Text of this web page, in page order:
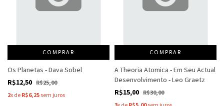
COMPRAR
Os Planetas - Dava Sobel
R$12,50 R$25,00
2x de R$6,25 sem juros
COMPRAR
A Theoria Atomica - Em Seu Actual
Desenvolvimento - Leo Graetz
R$15,00 R$30,00